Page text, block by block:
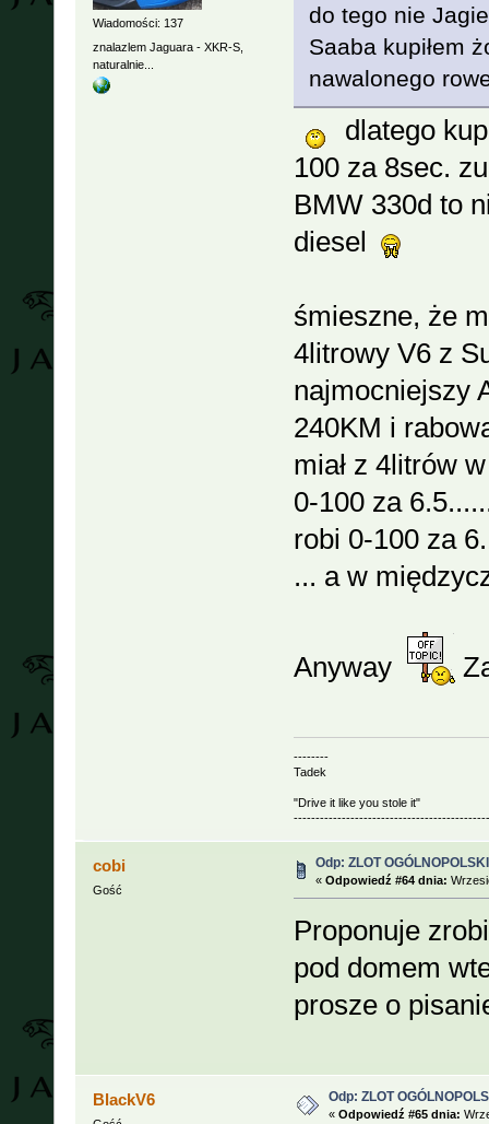
Wiadomości: 137
znalazlem Jaguara - XKR-S,
naturalnie...
do tego nie
Saaba kupiłem
nawalonego
dlatego
100 za 8sec.
BMW 330d to
diesel
śmieszne, że
4litrowy V6 z
najmocniejszy
240KM i
miał z 4litrów
0-100 za
robi 0-100 za
... a w
Anyway
--------
Tadek
"Drive it like you stole it"
cobi
Gość
Odp: ZLOT
« Odpowiedź #64 dnia:
Proponuje
pod domem
prosze o
BlackV6 Odp: ZLOT
« Odpowiedź #65 dnia: